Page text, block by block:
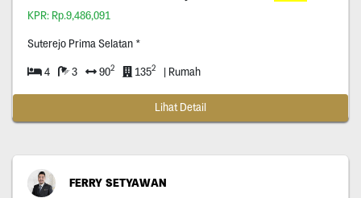
KPR: Rp.9,486,091
Suterejo Prima Selatan *
4 3 902 1352 | Rumah
Lihat Detail
FERRY SETYAWAN